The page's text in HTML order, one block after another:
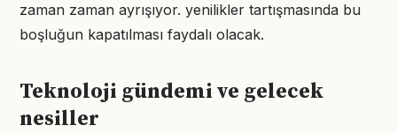
zaman zaman ayrışıyor. yenilikler tartışmasında bu
boşluğun kapatılması faydalı olacak.
Teknoloji gündemi ve gelecek
nesiller